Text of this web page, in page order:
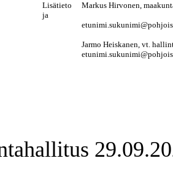
Lisätieto
ja
Markus Hirvonen,
Jarmo Heiskanen, vt.